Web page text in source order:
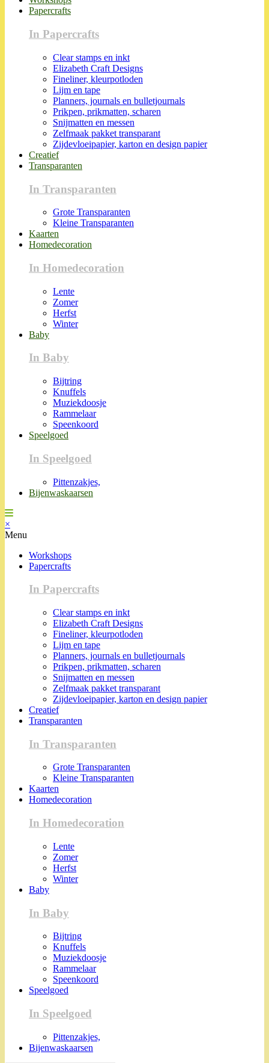
Papercrafts
In Papercrafts
Clear stamps en inkt
Elizabeth Craft Designs
Fineliner, kleurpotloden
Lijm en tape
Planners, journals en bulletjournals
Prikpen, prikmatten, scharen
Snijmatten en messen
Zelfmaak pakket transparant
Zijdevloeipapier, karton en design papier
Creatief
Transparanten
In Transparanten
Grote Transparanten
Kleine Transparanten
Kaarten
Homedecoration
In Homedecoration
Lente
Zomer
Herfst
Winter
Baby
In Baby
Bijtring
Knuffels
Muziekdoosje
Rammelaar
Speenkoord
Speelgoed
In Speelgoed
Pittenzakjes,
Bijenwaskaarsen
×
Menu
Workshops
Papercrafts
In Papercrafts
Clear stamps en inkt
Elizabeth Craft Designs
Fineliner, kleurpotloden
Lijm en tape
Planners, journals en bulletjournals
Prikpen, prikmatten, scharen
Snijmatten en messen
Zelfmaak pakket transparant
Zijdevloeipapier, karton en design papier
Creatief
Transparanten
In Transparanten
Grote Transparanten
Kleine Transparanten
Kaarten
Homedecoration
In Homedecoration
Lente
Zomer
Herfst
Winter
Baby
In Baby
Bijtring
Knuffels
Muziekdoosje
Rammelaar
Speenkoord
Speelgoed
In Speelgoed
Pittenzakjes,
Bijenwaskaarsen